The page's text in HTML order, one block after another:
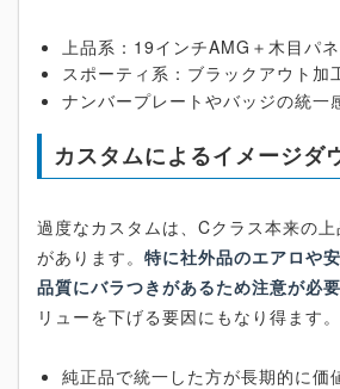
上品系：19インチAMG＋木目パ
スポーティ系：ブラックアウト加
ナンバープレートやバッジの統一
カスタムによるイメージダ
過度なカスタムは、Cクラス本来の
があります。 特に社外品のエアロや
品質にバラつきがあるため注意が必要
リューを下げる要因にもなり得ます。
純正品で統一した方が長期的に価